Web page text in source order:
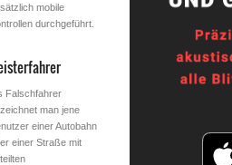
mobile
durchgeführt.
Falschfahrer
man jene
einer Autobahn
einer Straße mit